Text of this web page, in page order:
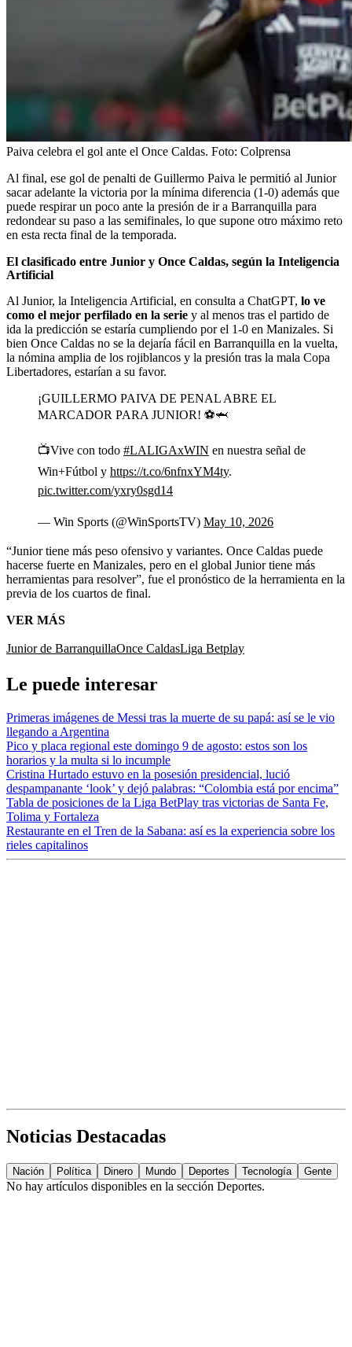
Paiva celebra el gol ante el Once Caldas. Foto: Colprensa
Al final, ese gol de penalti de Guillermo Paiva le permitió al Junior
sacar adelante la victoria por la mínima diferencia (1-0) además que
puede respirar un poco ante la presión de ir a Barranquilla para
redondear su paso a las semifinales, lo que supone otro máximo reto
en esta recta final de la temporada.
El clasificado entre Junior y Once Caldas, según la Inteligencia
Artificial
Al Junior, la Inteligencia Artificial, en consulta a ChatGPT, lo ve
como el mejor perfilado en la serie y al menos tras el partido de
ida la predicción se estaría cumpliendo por el 1-0 en Manizales. Si
bien Once Caldas no se la dejaría fácil en Barranquilla en la vuelta,
la nómina amplia de los rojiblancos y la presión tras la mala Copa
Libertadores, estarían a su favor.
¡GUILLERMO PAIVA DE PENAL ABRE EL
MARCADOR PARA JUNIOR! ⚽🦈
📺Vive con todo #LALIGAxWIN en nuestra señal de
Win+Fútbol y https://t.co/6nfnxYM4ty.
pic.twitter.com/yxry0sgd14
— Win Sports (@WinSportsTV) May 10, 2026
“Junior tiene más peso ofensivo y variantes. Once Caldas puede
hacerse fuerte en Manizales, pero en el global Junior tiene más
herramientas para resolver”, fue el pronóstico de la herramienta en la
previa de los cuartos de final.
VER MÁS
Junior de BarranquillaOnce CaldasLiga Betplay
Le puede interesar
Primeras imágenes de Messi tras la muerte de su papá: así se le vio
llegando a Argentina
Pico y placa regional este domingo 9 de agosto: estos son los
horarios y la multa si lo incumple
Cristina Hurtado estuvo en la posesión presidencial, lució
despampanante ‘look’ y dejó palabras: “Colombia está por encima”
Tabla de posiciones de la Liga BetPlay tras victorias de Santa Fe,
Tolima y Fortaleza
Restaurante en el Tren de la Sabana: así es la experiencia sobre los
rieles capitalinos
Noticias Destacadas
Nación Política Dinero Mundo Deportes Tecnología Gente
No hay artículos disponibles en la sección Deportes.